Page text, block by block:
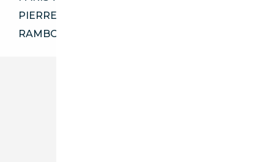
PIERRELAYE 95220
RAMBOUILLET 78120